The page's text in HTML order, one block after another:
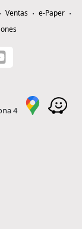
Ventas
e-Paper
4